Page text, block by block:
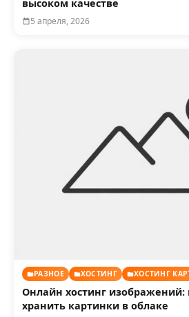
высоком качестве
5 апреля, 2026
РАЗНОЕ ХОСТИНГ ХОСТИНГ
Онлайн хостинг изображений:
хранить картинки в облаке